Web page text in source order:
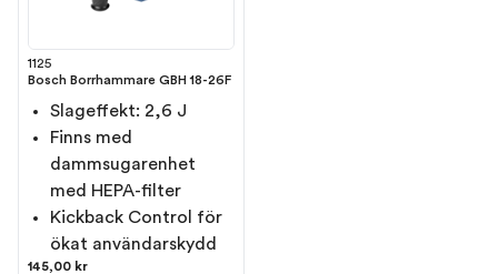
1125
Bosch Borrhammare GBH 18-26F
Slageffekt: 2,6 J
Finns med
dammsugarenhet
med HEPA-filter
Kickback Control för
ökat användarskydd
145,00 kr